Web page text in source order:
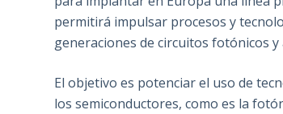
permitirá impulsar procesos y
generaciones de circuitos fotónicos
El objetivo es potenciar el uso de
los semiconductores, como es la